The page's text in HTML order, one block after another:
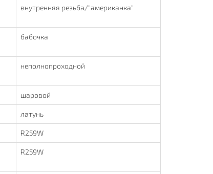
внутренняя резьба/"американка"
бабочка
неполнопроходной
шаровой
латунь
R259W
R259W